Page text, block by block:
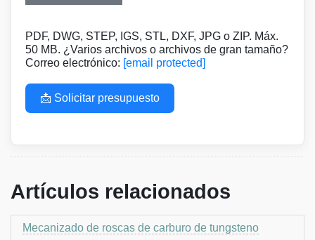
PDF, DWG, STEP, IGS, STL, DXF, JPG o ZIP. Máx.
50 MB. ¿Varios archivos o archivos de gran tamaño?
Correo electrónico: [email protected]
📩 Solicitar presupuesto
Artículos relacionados
Mecanizado de roscas de carburo de tungsteno